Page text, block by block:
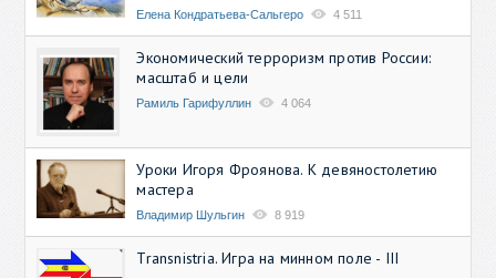
Елена Кондратьева-Сальгеро 4 511
Экономический терроризм против России:
масштаб и цели
Рамиль Гарифуллин 4 064
Уроки Игоря Фроянова. К девяностолетию
мастера
Владимир Шульгин 8 919
Transnistria. Игра на минном поле - III